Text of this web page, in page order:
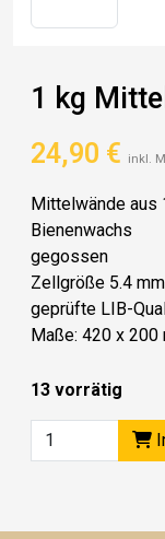
1 kg
24,90 € inkl.
Mittelwände aus
Bienenwachs
gegossen
Zellgröße 5.4 mm
geprüfte LIB-
Maße: 420 x 200
13 vorrätig